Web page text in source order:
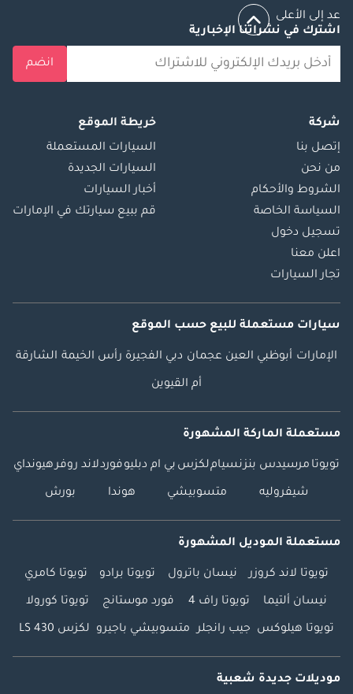
عد إلى الأعلى
اشترك في نشراتنا الإخبارية
انضم
شركة
إتصل بنا
من نحن
الشروط والأحكام
السياسة الخاصة
تسجيل دخول
اعلن معنا
تجار السيارات
خريطة الموقع
السيارات المستعملة
السيارات الجديدة
أخبار السيارات
قم ببيع سيارتك في الإمارات
سيارات مستعملة للبيع حسب الموقع
الإمارات أبوظبي العين عجمان دبي الفجيرة رأس الخيمة الشارقة
أم القيوين
مستعملة الماركة المشهورة
تويوتا مرسيدس بنزنسياملكزس بي ام دبليوفوردلاند روفرهيونداي
شيفروليه متسوبيشي هوندا بورش
مستعملة الموديل المشهورة
تويوتا لاند كروزر نيسان باترول تويوتا برادو تويوتا كامري
نيسان ألتيما تويوتا راف 4 فورد موستانج تويوتا كورولا
تويوتا هيلوكس جيب رانجلر متسوبيشي باجيرو لكزس LS 430
موديلات جديدة شعبية